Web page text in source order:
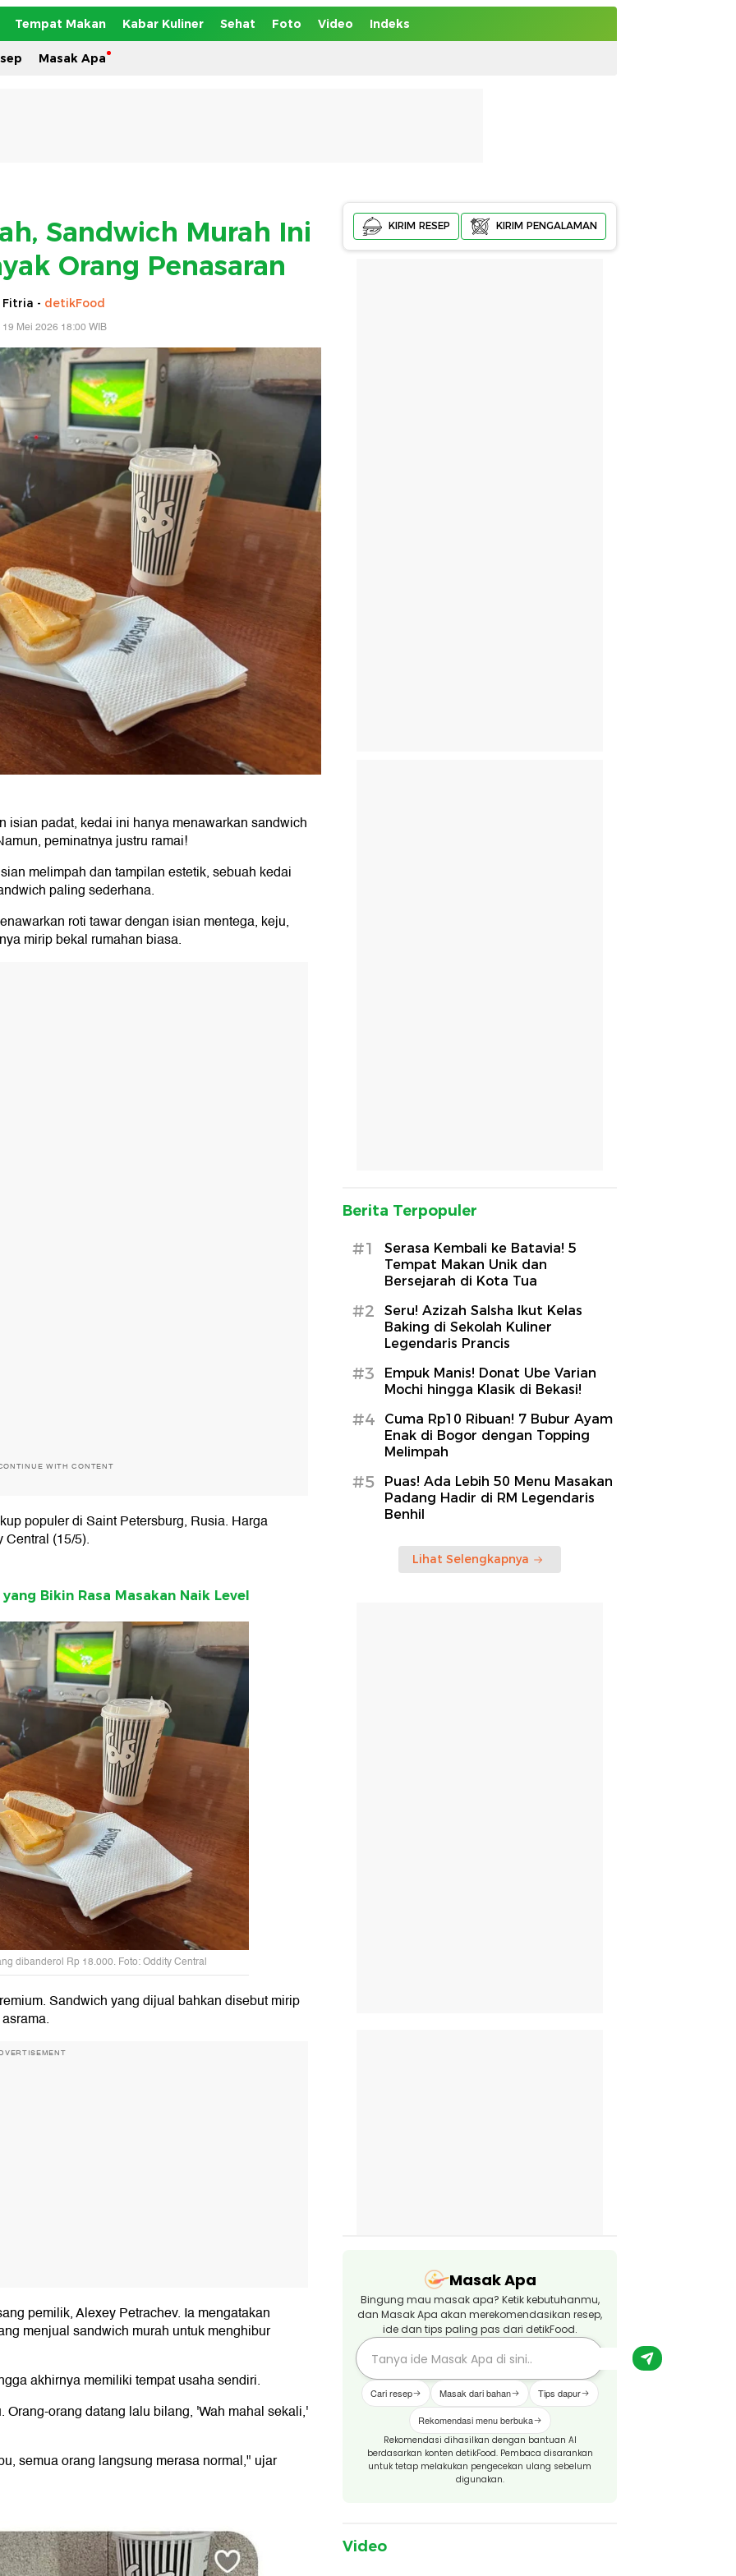
Tempat Makan Kabar Kuliner Sehat Foto Video Indeks
Masak Apa
Sandwich Murah Ini
Orang Penasaran
Fitria - detikFood
Mei 2026 18:00 WIB
isian padat, kedai ini hanya menawarkan sandwich
peminatnya justru ramai!
melimpah dan tampilan estetik, sebuah kedai
paling sederhana.
roti tawar dengan isian mentega, keju,
mirip bekal rumahan biasa.
WITH CONTENT
populer di Saint Petersburg, Rusia. Harga
Central (15/5).
Bikin Rasa Masakan Naik Level
dibanderol Rp 18.000. Foto: Oddity Central
Sandwich yang dijual bahkan disebut mirip
pemilik, Alexey Petrachev. Ia mengatakan
menjual sandwich murah untuk menghibur
akhirnya memiliki tempat usaha sendiri.
orang datang lalu bilang, 'Wah mahal sekali,'
semua orang langsung merasa normal," ujar
KIRIM RESEP KIRIM PENGALAMAN
Berita Terpopuler
#1
Serasa Kembali ke Batavia! 5
Tempat Makan Unik dan
Bersejarah di Kota Tua
#2
Seru! Azizah Salsha Ikut Kelas
Baking di Sekolah Kuliner
Legendaris Prancis
#3
Empuk Manis! Donat Ube Varian
Mochi hingga Klasik di Bekasi!
#4
Cuma Rp10 Ribuan! 7 Bubur Ayam
Enak di Bogor dengan Topping
Melimpah
#5
Puas! Ada Lebih 50 Menu Masakan
Padang Hadir di RM Legendaris
Benhil
Lihat Selengkapnya
Masak Apa
Bingung mau masak apa? Ketik kebutuhanmu,
dan Masak Apa akan merekomendasikan resep,
ide dan tips paling pas dari detikFood.
Cari resep Masak dari bahan Tips dapur
Rekomendasi menu berbuka
Rekomendasi dihasilkan dengan bantuan AI
berdasarkan konten detikFood. Pembaca disarankan
untuk tetap melakukan pengecekan ulang sebelum
digunakan.
Video